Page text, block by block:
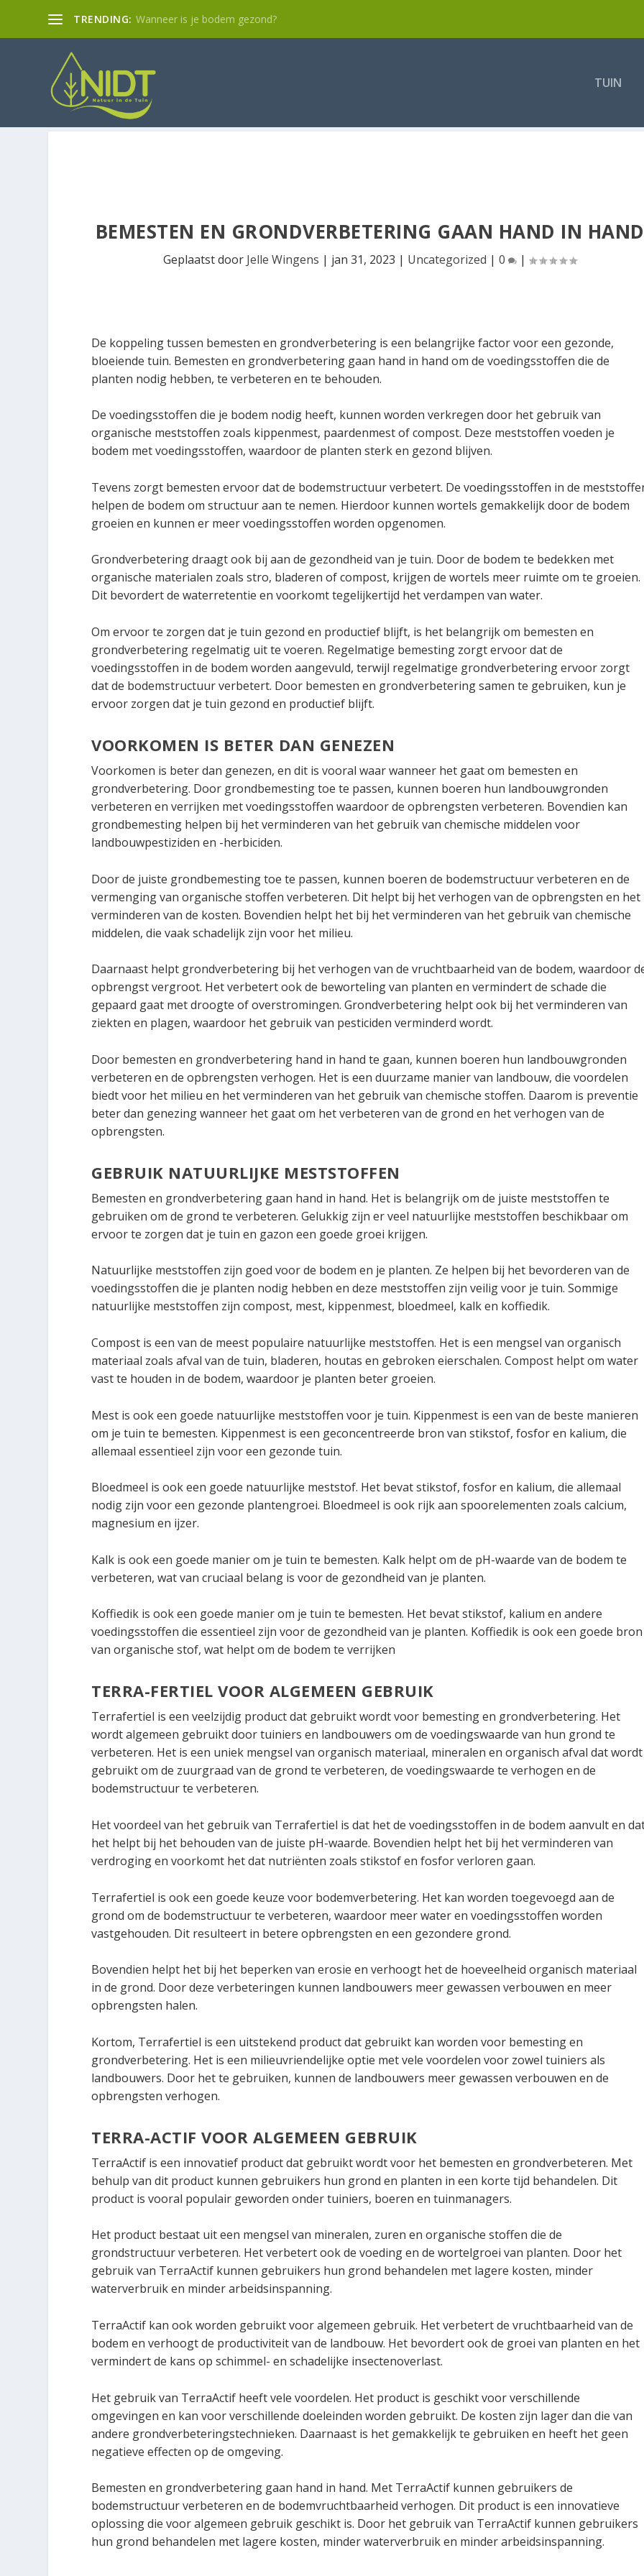
TRENDING: Wanneer is je bodem gezond?
TUIN
BEMESTEN EN GRONDVERBETERING GAAN HAND IN HAND
Geplaatst door Jelle Wingens | jan 31, 2023 | Uncategorized |0 |
De koppeling tussen bemesten en grondverbetering is een belangrijke factor voor een gezonde,
bloeiende tuin. Bemesten en grondverbetering gaan hand in hand om de voedingsstoffen die de
planten nodig hebben, te verbeteren en te behouden.
De voedingsstoffen die je bodem nodig heeft, kunnen worden verkregen door het gebruik van
organische meststoffen zoals kippenmest, paardenmest of compost. Deze meststoffen voeden je
bodem met voedingsstoffen, waardoor de planten sterk en gezond blijven.
Tevens zorgt bemesten ervoor dat de bodemstructuur verbetert. De voedingsstoffen in de
helpen de bodem om structuur aan te nemen. Hierdoor kunnen wortels gemakkelijk door de bodem
groeien en kunnen er meer voedingsstoffen worden opgenomen.
Grondverbetering draagt ook bij aan de gezondheid van je tuin. Door de bodem te bedekken met
organische materialen zoals stro, bladeren of compost, krijgen de wortels meer ruimte om te groeien.
Dit bevordert de waterretentie en voorkomt tegelijkertijd het verdampen van water.
Om ervoor te zorgen dat je tuin gezond en productief blijft, is het belangrijk om bemesten en
grondverbetering regelmatig uit te voeren. Regelmatige bemesting zorgt ervoor dat de
voedingsstoffen in de bodem worden aangevuld, terwijl regelmatige grondverbetering ervoor zorgt
dat de bodemstructuur verbetert. Door bemesten en grondverbetering samen te gebruiken, kun je
ervoor zorgen dat je tuin gezond en productief blijft.
VOORKOMEN IS BETER DAN GENEZEN
Voorkomen is beter dan genezen, en dit is vooral waar wanneer het gaat om bemesten en
grondverbetering. Door grondbemesting toe te passen, kunnen boeren hun landbouwgronden
verbeteren en verrijken met voedingsstoffen waardoor de opbrengsten verbeteren. Bovendien kan
grondbemesting helpen bij het verminderen van het gebruik van chemische middelen voor
landbouwpestiziden en -herbiciden.
Door de juiste grondbemesting toe te passen, kunnen boeren de bodemstructuur verbeteren en de
vermenging van organische stoffen verbeteren. Dit helpt bij het verhogen van de opbrengsten en het
verminderen van de kosten. Bovendien helpt het bij het verminderen van het gebruik van chemische
middelen, die vaak schadelijk zijn voor het milieu.
Daarnaast helpt grondverbetering bij het verhogen van de vruchtbaarheid van de bodem, waardoor
opbrengst vergroot. Het verbetert ook de beworteling van planten en vermindert de schade die
gepaard gaat met droogte of overstromingen. Grondverbetering helpt ook bij het verminderen van
ziekten en plagen, waardoor het gebruik van pesticiden verminderd wordt.
Door bemesten en grondverbetering hand in hand te gaan, kunnen boeren hun landbouwgronden
verbeteren en de opbrengsten verhogen. Het is een duurzame manier van landbouw, die voordelen
biedt voor het milieu en het verminderen van het gebruik van chemische stoffen. Daarom is preventie
beter dan genezing wanneer het gaat om het verbeteren van de grond en het verhogen van de
opbrengsten.
GEBRUIK NATUURLIJKE MESTSTOFFEN
Bemesten en grondverbetering gaan hand in hand. Het is belangrijk om de juiste meststoffen te
gebruiken om de grond te verbeteren. Gelukkig zijn er veel natuurlijke meststoffen beschikbaar om
ervoor te zorgen dat je tuin en gazon een goede groei krijgen.
Natuurlijke meststoffen zijn goed voor de bodem en je planten. Ze helpen bij het bevorderen van de
voedingsstoffen die je planten nodig hebben en deze meststoffen zijn veilig voor je tuin. Sommige
natuurlijke meststoffen zijn compost, mest, kippenmest, bloedmeel, kalk en koffiedik.
Compost is een van de meest populaire natuurlijke meststoffen. Het is een mengsel van organisch
materiaal zoals afval van de tuin, bladeren, houtas en gebroken eierschalen. Compost helpt om water
vast te houden in de bodem, waardoor je planten beter groeien.
Mest is ook een goede natuurlijke meststoffen voor je tuin. Kippenmest is een van de beste manieren
om je tuin te bemesten. Kippenmest is een geconcentreerde bron van stikstof, fosfor en kalium, die
allemaal essentieel zijn voor een gezonde tuin.
Bloedmeel is ook een goede natuurlijke meststof. Het bevat stikstof, fosfor en kalium, die allemaal
nodig zijn voor een gezonde plantengroei. Bloedmeel is ook rijk aan spoorelementen zoals calcium,
magnesium en ijzer.
Kalk is ook een goede manier om je tuin te bemesten. Kalk helpt om de pH-waarde van de bodem te
verbeteren, wat van cruciaal belang is voor de gezondheid van je planten.
Koffiedik is ook een goede manier om je tuin te bemesten. Het bevat stikstof, kalium en andere
voedingsstoffen die essentieel zijn voor de gezondheid van je planten. Koffiedik is ook een goede bron
van organische stof, wat helpt om de bodem te verrijken
TERRA-FERTIEL VOOR ALGEMEEN GEBRUIK
Terrafertiel is een veelzijdig product dat gebruikt wordt voor bemesting en grondverbetering. Het
wordt algemeen gebruikt door tuiniers en landbouwers om de voedingswaarde van hun grond te
verbeteren. Het is een uniek mengsel van organisch materiaal, mineralen en organisch afval dat wordt
gebruikt om de zuurgraad van de grond te verbeteren, de voedingswaarde te verhogen en de
bodemstructuur te verbeteren.
Het voordeel van het gebruik van Terrafertiel is dat het de voedingsstoffen in de bodem aanvult en
het helpt bij het behouden van de juiste pH-waarde. Bovendien helpt het bij het verminderen van
verdroging en voorkomt het dat nutriënten zoals stikstof en fosfor verloren gaan.
Terrafertiel is ook een goede keuze voor bodemverbetering. Het kan worden toegevoegd aan de
grond om de bodemstructuur te verbeteren, waardoor meer water en voedingsstoffen worden
vastgehouden. Dit resulteert in betere opbrengsten en een gezondere grond.
Bovendien helpt het bij het beperken van erosie en verhoogt het de hoeveelheid organisch materiaal
in de grond. Door deze verbeteringen kunnen landbouwers meer gewassen verbouwen en meer
opbrengsten halen.
Kortom, Terrafertiel is een uitstekend product dat gebruikt kan worden voor bemesting en
grondverbetering. Het is een milieuvriendelijke optie met vele voordelen voor zowel tuiniers als
landbouwers. Door het te gebruiken, kunnen de landbouwers meer gewassen verbouwen en de
opbrengsten verhogen.
TERRA-ACTIF VOOR ALGEMEEN GEBRUIK
TerraActif is een innovatief product dat gebruikt wordt voor het bemesten en grondverbeteren. Met
behulp van dit product kunnen gebruikers hun grond en planten in een korte tijd behandelen. Dit
product is vooral populair geworden onder tuiniers, boeren en tuinmanagers.
Het product bestaat uit een mengsel van mineralen, zuren en organische stoffen die de
grondstructuur verbeteren. Het verbetert ook de voeding en de wortelgroei van planten. Door het
gebruik van TerraActif kunnen gebruikers hun grond behandelen met lagere kosten, minder
waterverbruik en minder arbeidsinspanning.
TerraActif kan ook worden gebruikt voor algemeen gebruik. Het verbetert de vruchtbaarheid van de
bodem en verhoogt de productiviteit van de landbouw. Het bevordert ook de groei van planten en het
vermindert de kans op schimmel- en schadelijke insectenoverlast.
Het gebruik van TerraActif heeft vele voordelen. Het product is geschikt voor verschillende
omgevingen en kan voor verschillende doeleinden worden gebruikt. De kosten zijn lager dan die van
andere grondverbeteringstechnieken. Daarnaast is het gemakkelijk te gebruiken en heeft het geen
negatieve effecten op de omgeving.
Bemesten en grondverbetering gaan hand in hand. Met TerraActif kunnen gebruikers de
bodemstructuur verbeteren en de bodemvruchtbaarheid verhogen. Dit product is een innovatieve
oplossing die voor algemeen gebruik geschikt is. Door het gebruik van TerraActif kunnen gebruikers
hun grond behandelen met lagere kosten, minder waterverbruik en minder arbeidsinspanning.